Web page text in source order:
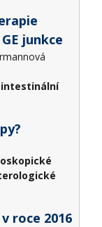
junkce
roce 2016